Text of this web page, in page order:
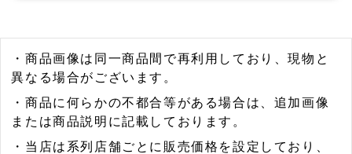
・商品画像は同一商品間で再利用しており、現物と
異なる場合がございます。
・商品に何らかの不都合等がある場合は、追加画像
または商品説明に記載しております。
・当店は系列店舗ごとに販売価格を設定しており、